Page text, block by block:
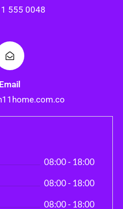
555 0048
Email
08:00 - 18:00
08:00 - 18:00
08:00 - 18:00